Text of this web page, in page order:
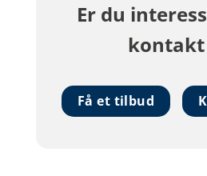
Er du
kontakt
Få et tilbud